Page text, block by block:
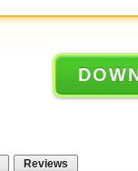
Reviews